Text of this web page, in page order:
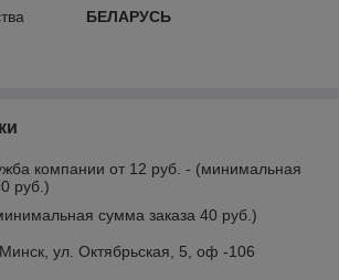
БЕЛАРУСЬ
компании от 12 руб. - (минимальная
руб.)
сумма заказа 40 руб.)
ул. Октябрьская, 5, оф -106